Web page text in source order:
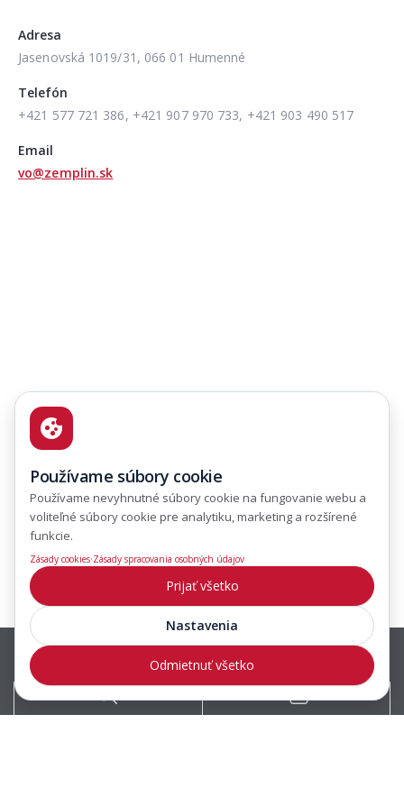
Používame súbory cookie
Používame nevyhnutné súbory cookie na fungovanie webu a
voliteľné súbory cookie pre analytiku, marketing a rozšírené
funkcie.
Zásady cookies·Zásady spracovania osobných údajov
Prijať všetko
Nastavenia
Odmietnuť všetko
Adresa
Jasenovská 1019/31, 066 01 Humenné
Telefón
+421 577 721 386, +421 907 970 733, +421 903 490 517
Email
vo@zemplin.sk